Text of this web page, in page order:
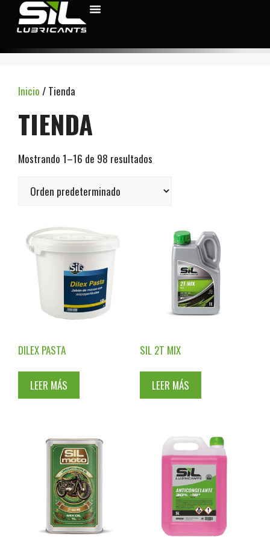
Inicio / Tienda
TIENDA
Mostrando 1–16 de 98 resultados
DILEX PASTA
LEER MÁS
SIL 2T MIX
LEER MÁS